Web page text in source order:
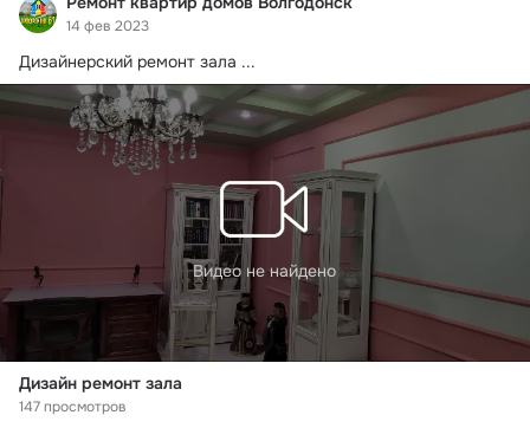
14 фев 2023
Дизайнерский ремонт зала ...
Видео не найдено
Дизайн ремонт зала
147 просмотров